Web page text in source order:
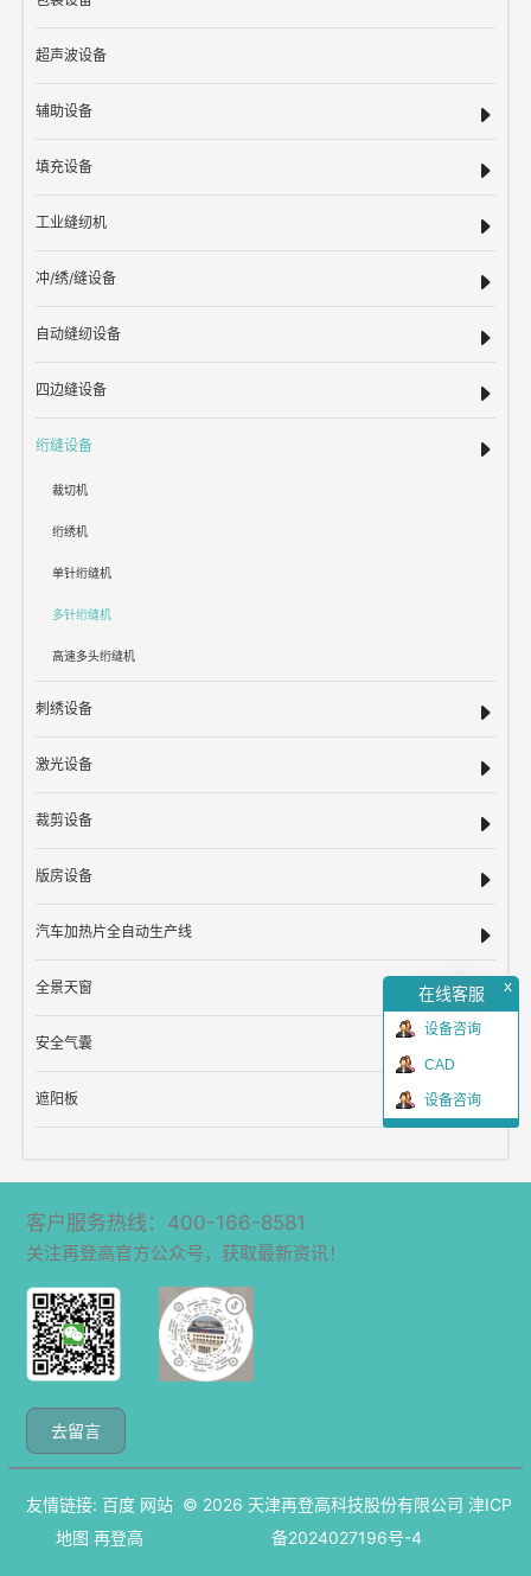
在线客服 x
设备咨询
CAD
设备咨询
超声波设备
辅助设备
填充设备
工业缝纫机
冲/绣/缝设备
自动缝纫设备
四边缝设备
绗缝设备
裁切机
绗绣机
单针绗缝机
多针绗缝机
高速多头绗缝机
刺绣设备
激光设备
裁剪设备
版房设备
汽车加热片全自动生产线
全景天窗
安全气囊
遮阳板
客户服务热线：400-166-8581
关注再登高官方公众号，获取最新资讯！
去留言
友情链接: 百度 网站
地图 再登高
© 2026 天津再登高科技股份有限公司 津ICP
备2024027196号-4